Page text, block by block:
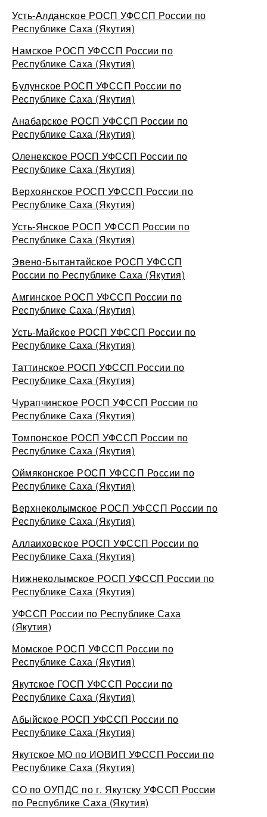
Усть-Алданское РОСП УФССП России по
Республике Саха (Якутия)
Намское РОСП УФССП России по
Республике Саха (Якутия)
Булунское РОСП УФССП России по
Республике Саха (Якутия)
Анабарское РОСП УФССП России по
Республике Саха (Якутия)
Оленекское РОСП УФССП России по
Республике Саха (Якутия)
Верхоянское РОСП УФССП России по
Республике Саха (Якутия)
Усть-Янское РОСП УФССП России по
Республике Саха (Якутия)
Эвено-Бытантайское РОСП УФССП
России по Республике Саха (Якутия)
Амгинское РОСП УФССП России по
Республике Саха (Якутия)
Усть-Майское РОСП УФССП России по
Республике Саха (Якутия)
Таттинское РОСП УФССП России по
Республике Саха (Якутия)
Чурапчинское РОСП УФССП России по
Республике Саха (Якутия)
Томпонское РОСП УФССП России по
Республике Саха (Якутия)
Оймяконское РОСП УФССП России по
Республике Саха (Якутия)
Верхнеколымское РОСП УФССП России по
Республике Саха (Якутия)
Аллаиховское РОСП УФССП России по
Республике Саха (Якутия)
Нижнеколымское РОСП УФССП России по
Республике Саха (Якутия)
УФССП России по Республике Саха
(Якутия)
Момское РОСП УФССП России по
Республике Саха (Якутия)
Якутское ГОСП УФССП России по
Республике Саха (Якутия)
Абыйское РОСП УФССП России по
Республике Саха (Якутия)
Якутское МО по ИОВИП УФССП России по
Республике Саха (Якутия)
СО по ОУПДС по г. Якутску УФССП России
по Республике Саха (Якутия)